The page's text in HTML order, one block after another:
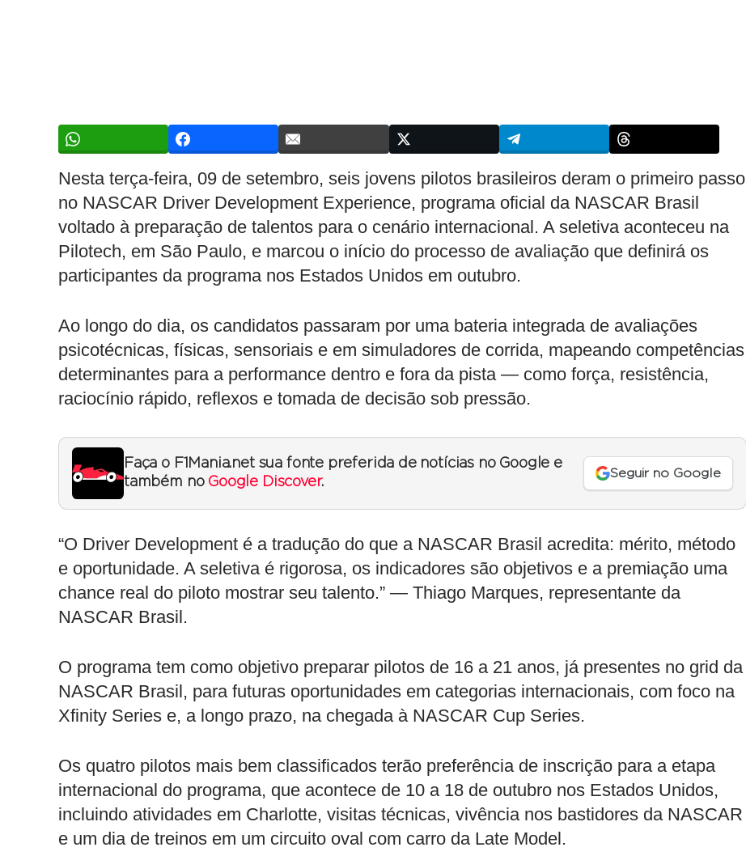
Nesta terça-feira, 09 de setembro, seis jovens pilotos brasileiros deram o primeiro passo
no NASCAR Driver Development Experience, programa oficial da NASCAR Brasil
voltado à preparação de talentos para o cenário internacional. A seletiva aconteceu na
Pilotech, em São Paulo, e marcou o início do processo de avaliação que definirá os
participantes da programa nos Estados Unidos em outubro.
Ao longo do dia, os candidatos passaram por uma bateria integrada de avaliações
psicotécnicas, físicas, sensoriais e em simuladores de corrida, mapeando competências
determinantes para a performance dentro e fora da pista — como força, resistência,
raciocínio rápido, reflexos e tomada de decisão sob pressão.
Faça o F1Mania.net sua fonte preferida de notícias no Google e
também no Google Discover.
Seguir no Google
“O Driver Development é a tradução do que a NASCAR Brasil acredita: mérito, método
e oportunidade. A seletiva é rigorosa, os indicadores são objetivos e a premiação uma
chance real do piloto mostrar seu talento.” — Thiago Marques, representante da
NASCAR Brasil.
O programa tem como objetivo preparar pilotos de 16 a 21 anos, já presentes no grid da
NASCAR Brasil, para futuras oportunidades em categorias internacionais, com foco na
Xfinity Series e, a longo prazo, na chegada à NASCAR Cup Series.
Os quatro pilotos mais bem classificados terão preferência de inscrição para a etapa
internacional do programa, que acontece de 10 a 18 de outubro nos Estados Unidos,
incluindo atividades em Charlotte, visitas técnicas, vivência nos bastidores da NASCAR
e um dia de treinos em um circuito oval com carro da Late Model.